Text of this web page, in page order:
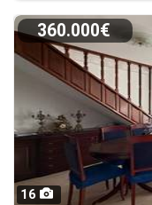
16
360.000€